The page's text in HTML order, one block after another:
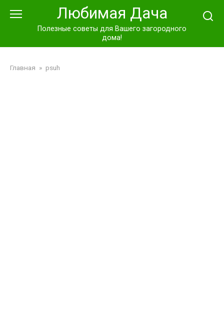
Любимая Дача
Полезные советы для Вашего загородного
дома!
Главная » psuh